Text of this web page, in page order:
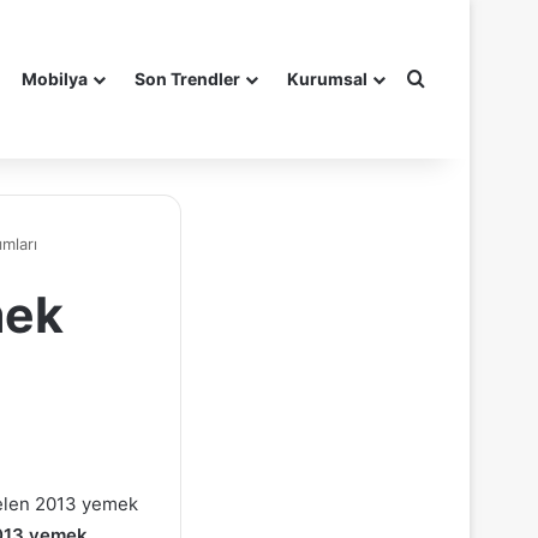
Mobilya Son Trendler Kurumsal Arama yap
2013 yemek